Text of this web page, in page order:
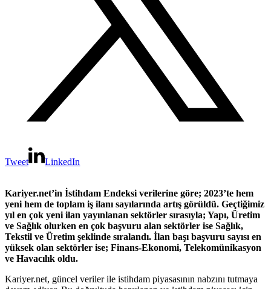
Tweet LinkedIn
Kariyer.net’in İstihdam Endeksi verilerine göre; 2023’te hem
yeni hem de toplam iş ilanı sayılarında artış görüldü. Geçtiğimiz
yıl en çok yeni ilan yayınlanan sektörler sırasıyla; Yapı, Üretim
ve Sağlık olurken en çok başvuru alan sektörler ise Sağlık,
Tekstil ve Üretim şeklinde sıralandı. İlan başı başvuru sayısı en
yüksek olan sektörler ise; Finans-Ekonomi, Telekomünikasyon
ve Havacılık oldu.
Kariyer.net, güncel veriler ile istihdam piyasasının nabzını tutmaya